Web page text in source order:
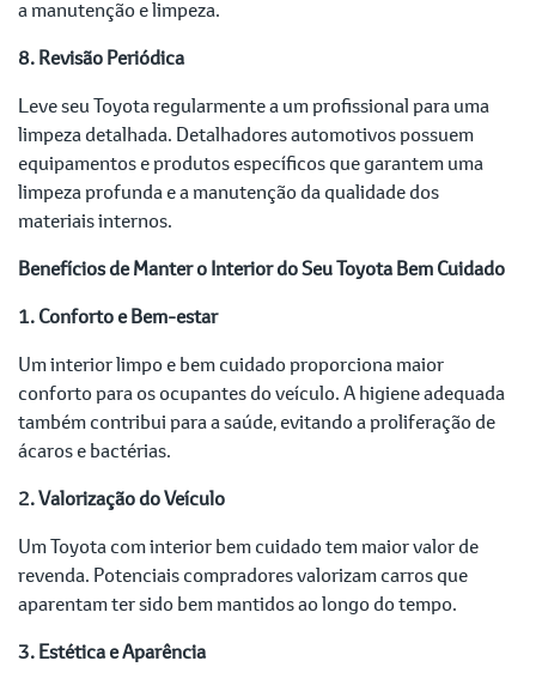
a manutenção e limpeza.
8. Revisão Periódica
Leve seu Toyota regularmente a um profissional para uma
limpeza detalhada. Detalhadores automotivos possuem
equipamentos e produtos específicos que garantem uma
limpeza profunda e a manutenção da qualidade dos
materiais internos.
Benefícios de Manter o Interior do Seu Toyota Bem Cuidado
1. Conforto e Bem-estar
Um interior limpo e bem cuidado proporciona maior
conforto para os ocupantes do veículo. A higiene adequada
também contribui para a saúde, evitando a proliferação de
ácaros e bactérias.
2. Valorização do Veículo
Um Toyota com interior bem cuidado tem maior valor de
revenda. Potenciais compradores valorizam carros que
aparentam ter sido bem mantidos ao longo do tempo.
3. Estética e Aparência